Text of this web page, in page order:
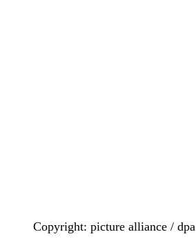
Copyright: picture alliance / dpa